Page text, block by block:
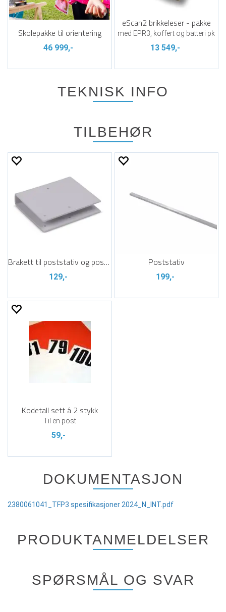
Skolepakke til orientering
46 999,-
eScan2 brikkeleser - pakke
med EPR3, koffert og batteri pk
13 549,-
TEKNISK INFO
TILBEHØR
Brakett til poststativ og postenhet
129,-
Poststativ
199,-
Kodetall sett á 2 stykk
Til en post
59,-
DOKUMENTASJON
2380061041_TFP3 spesifikasjoner 2024_N_INT.pdf
PRODUKTANMELDELSER
SPØRSMÅL OG SVAR